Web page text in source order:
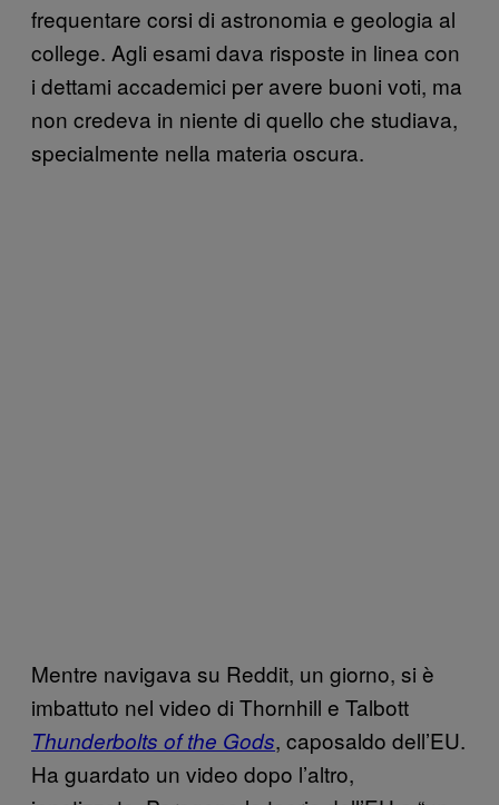
frequentare corsi di astronomia e geologia al
college. Agli esami dava risposte in linea con
i dettami accademici per avere buoni voti, ma
non credeva in niente di quello che studiava,
specialmente nella materia oscura.
Mentre navigava su Reddit, un giorno, si è
imbattuto nel video di Thornhill e Talbott
Thunderbolts of the Gods, caposaldo dell’EU.
Ha guardato un video dopo l’altro,